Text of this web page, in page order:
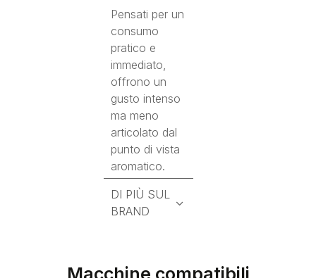
Pensati per un
consumo
pratico e
immediato,
offrono un
gusto intenso
ma meno
articolato dal
punto di vista
aromatico.
DI PIÙ SUL
BRAND
Macchine compatibili